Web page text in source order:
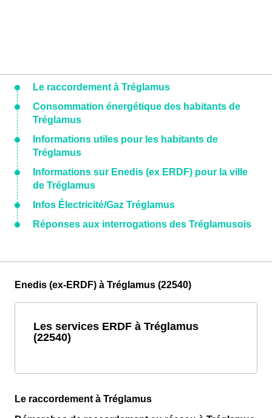
Le raccordement à Tréglamus
Consommation énergétique des habitants de
Tréglamus
Informations utiles pour les habitants de
Tréglamus
Informations sur Enedis (ex ERDF) pour la ville
de Tréglamus
Infos Électricité/Gaz Tréglamus
Réponses aux interrogations des Tréglamusois
Enedis (ex-ERDF) à Tréglamus (22540)
Les services ERDF à Tréglamus
(22540)
Le raccordement à Tréglamus